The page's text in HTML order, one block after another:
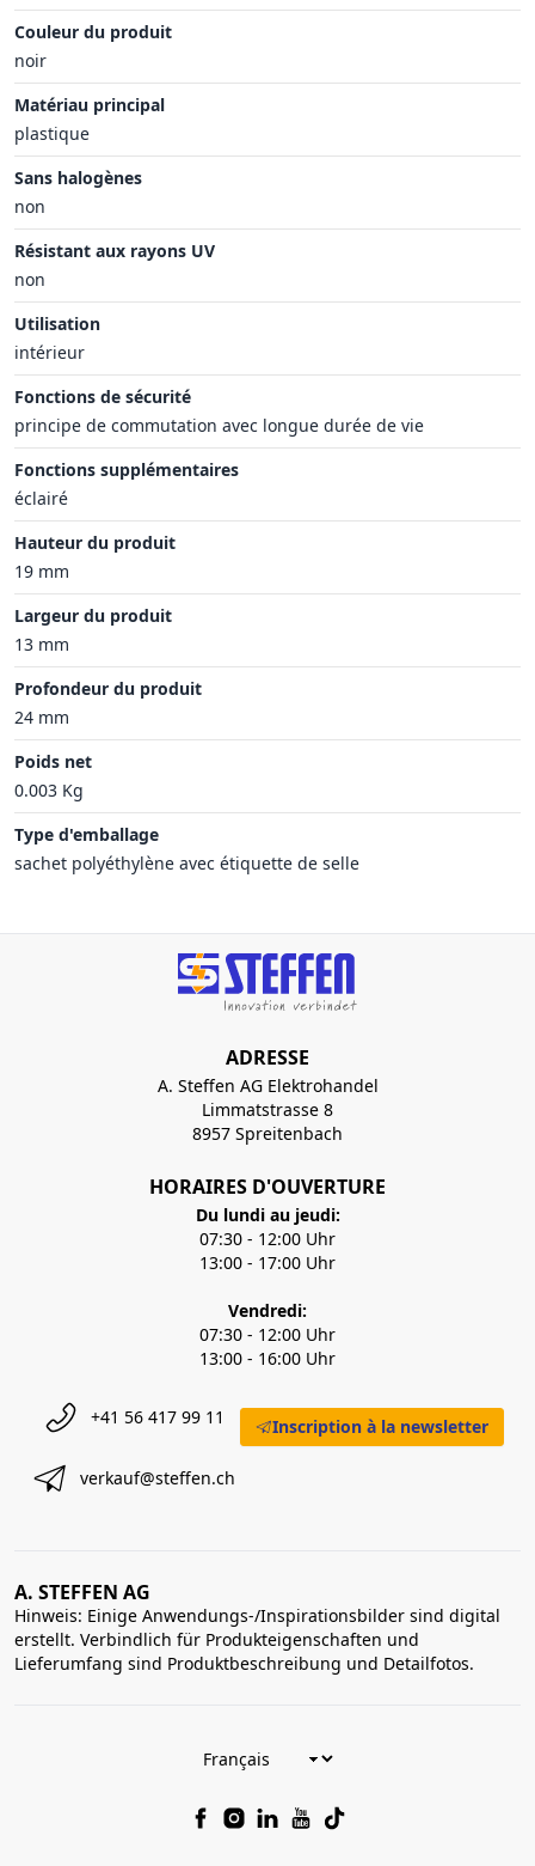
Couleur du produit
noir
Matériau principal
plastique
Sans halogènes
non
Résistant aux rayons UV
non
Utilisation
intérieur
Fonctions de sécurité
principe de commutation avec longue durée de vie
Fonctions supplémentaires
éclairé
Hauteur du produit
19 mm
Largeur du produit
13 mm
Profondeur du produit
24 mm
Poids net
0.003 Kg
Type d'emballage
sachet polyéthylène avec étiquette de selle
ADRESSE
A. Steffen AG Elektrohandel
Limmatstrasse 8
8957 Spreitenbach
HORAIRES D'OUVERTURE
Du lundi au jeudi:
07:30 - 12:00 Uhr
13:00 - 17:00 Uhr
Vendredi:
07:30 - 12:00 Uhr
13:00 - 16:00 Uhr
+41 56 417 99 11
verkauf@steffen.ch
Inscription à la newsletter
A. STEFFEN AG
Hinweis: Einige Anwendungs-/Inspirationsbilder sind digital
erstellt. Verbindlich für Produkteigenschaften und
Lieferumfang sind Produktbeschreibung und Detailfotos.